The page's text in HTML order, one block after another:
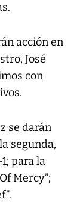
acción en
José
con
se darán
segunda,
para la
Mercy”;